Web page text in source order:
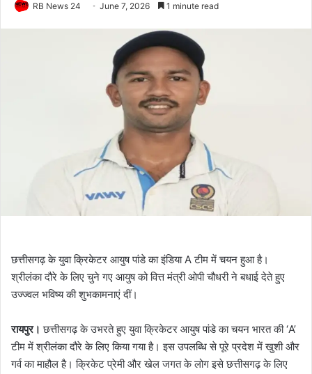
RB News 24 June 7, 2026 1 minute read
छत्तीसगढ़ के युवा क्रिकेटर आयुष पांडे का इंडिया A टीम में चयन हुआ है।
श्रीलंका दौरे के लिए चुने गए आयुष को वित्त मंत्री ओपी चौधरी ने बधाई देते हुए
उज्ज्वल भविष्य की शुभकामनाएं दीं।
रायपुर। छत्तीसगढ़ के उभरते हुए युवा क्रिकेटर आयुष पांडे का चयन भारत की ‘A’
टीम में श्रीलंका दौरे के लिए किया गया है। इस उपलब्धि से पूरे प्रदेश में खुशी और
गर्व का माहौल है। क्रिकेट प्रेमी और खेल जगत के लोग इसे छत्तीसगढ़ के लिए